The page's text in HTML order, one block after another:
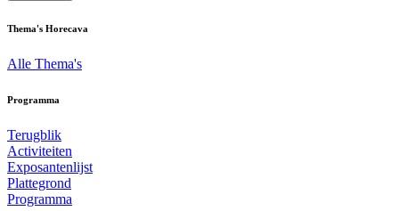
Thema's Horecava
Alle Thema's
Programma
Terugblik
Activiteiten
Exposantenlijst
Plattegrond
Programma